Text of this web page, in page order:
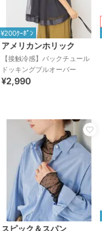
¥200ｸｰﾎﾟﾝ
アメリカンホリック
【接触冷感】バックチュール
ドッキングプルオーバー
¥2,990
スピック＆スパン